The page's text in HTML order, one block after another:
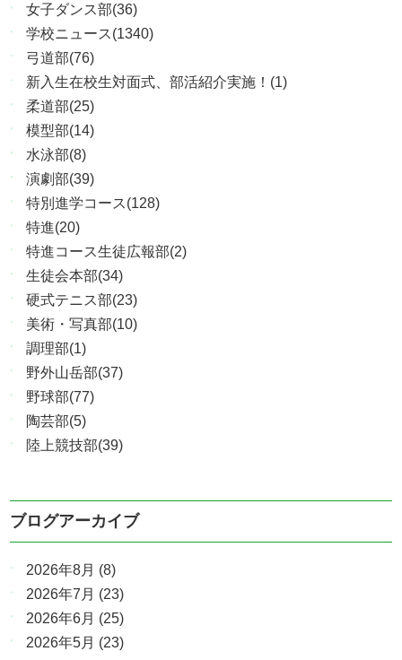
女子ダンス部(36)
学校ニュース(1340)
弓道部(76)
新入生在校生対面式、部活紹介実施！(1)
柔道部(25)
模型部(14)
水泳部(8)
演劇部(39)
特別進学コース(128)
特進(20)
特進コース生徒広報部(2)
生徒会本部(34)
硬式テニス部(23)
美術・写真部(10)
調理部(1)
野外山岳部(37)
野球部(77)
陶芸部(5)
陸上競技部(39)
ブログアーカイブ
2026年8月 (8)
2026年7月 (23)
2026年6月 (25)
2026年5月 (23)